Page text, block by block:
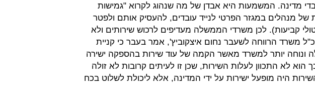
מדינה. המשמעות היא אבדן של מה שנהוג לקרוא "גמישות
של מנהלים במגזר הפרטי לנייד עובדים, להעסיק אותם ולפטר
קביעות). לכן משרדי הממשלה מעדיפים לרכוש שירותים ולא
משרד הרווחה לשעבר נחום איצקוביץ', אמר בעבר כי קניית
ונוחה יותר למשרד מאשר הקמה של עוד שירות בהספקה ישירה
לא התכוון לעלות השירות, שכן זו לעיתים קרובות לא זולה
היה מופעל ישירות על ידי המדינה, אלא ליכולת לשלוט בכח